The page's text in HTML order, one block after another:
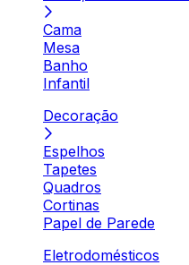
Cama
Mesa
Banho
Infantil
Decoração
Espelhos
Tapetes
Quadros
Cortinas
Papel de Parede
Eletrodomésticos